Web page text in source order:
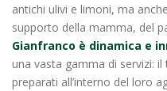
antichi ulivi e limoni, ma
supporto della mamma, del
Gianfranco è dinamica e
una vasta gamma di servizi:
preparati all’interno del loro